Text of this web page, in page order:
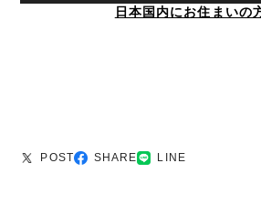
日本国内にお住まいの
POST SHARE LINE